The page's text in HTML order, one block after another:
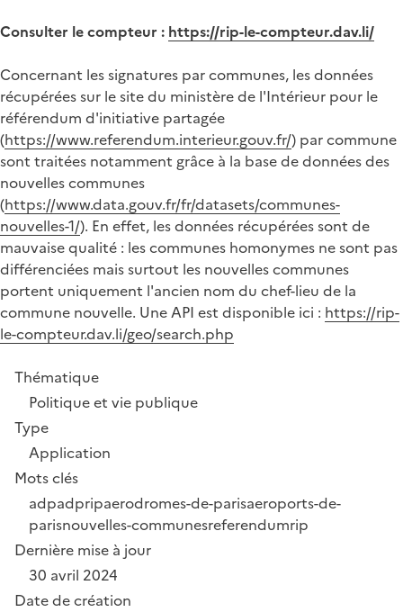
Consulter le compteur : https://rip-le-compteur.dav.li/
Concernant les signatures par communes, les données
récupérées sur le site du ministère de l'Intérieur pour le
référendum d'initiative partagée
(https://www.referendum.interieur.gouv.fr/) par commune
sont traitées notamment grâce à la base de données des
nouvelles communes
(https://www.data.gouv.fr/fr/datasets/communes-
nouvelles-1/). En effet, les données récupérées sont de
mauvaise qualité : les communes homonymes ne sont pas
différenciées mais surtout les nouvelles communes
portent uniquement l'ancien nom du chef-lieu de la
commune nouvelle. Une API est disponible ici : https://rip-
le-compteur.dav.li/geo/search.php
Thématique
Politique et vie publique
Type
Application
Mots clés
adpadpripaerodromes-de-parisaeroports-de-
parisnouvelles-communesreferendumrip
Dernière mise à jour
30 avril 2024
Date de création